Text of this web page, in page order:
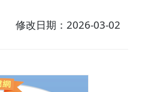
修改日期：2026-03-02